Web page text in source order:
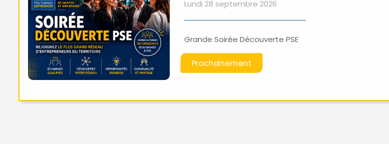
Lundi 28 septembre 2026
Grande Soirée Découverte PSE
Prochainement